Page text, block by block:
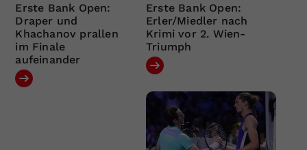
Erste Bank Open:
Draper und
Khachanov prallen
im Finale
aufeinander
Erste Bank Open:
Erler/Miedler nach
Krimi vor 2. Wien-
Triumph